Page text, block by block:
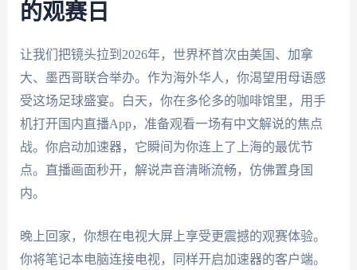
的观赛日
让我们把镜头拉到2026年，世界杯首次由美国、加拿
大、墨西哥联合举办。作为海外华人，你渴望用母语感
受这场足球盛宴。白天，你在多伦多的咖啡馆里，用手
机打开国内直播App，准备观看一场有中文解说的焦点
战。你启动加速器，它瞬间为你连上了上海的最优节
点。直播画面秒开，解说声音清晰流畅，仿佛置身国
内。
晚上回家，你想在电视大屏上享受更震撼的观赛体验。
你将笔记本电脑连接电视，同样开启加速器的客户端。